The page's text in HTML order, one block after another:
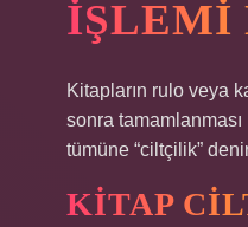
IŞLEMI
Kitapların rulo veya
sonra
tümüne “ciltçilik”
KITAP